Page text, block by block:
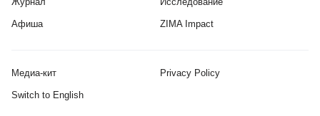
Афиша ZIMA Impact
Медиа-кит Privacy Policy
Switch to English